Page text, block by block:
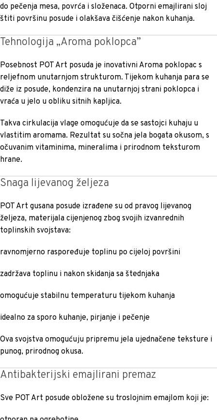
do pečenja mesa, povrća i složenaca. Otporni emajlirani sloj
štiti površinu posude i olakšava čišćenje nakon kuhanja.
Tehnologija „Aroma poklopca”
Posebnost POT Art posuda je inovativni Aroma poklopac s
reljefnom unutarnjom strukturom. Tijekom kuhanja para se
diže iz posude, kondenzira na unutarnjoj strani poklopca i
vraća u jelo u obliku sitnih kapljica.
Takva cirkulacija vlage omogućuje da se sastojci kuhaju u
vlastitim aromama. Rezultat su sočna jela bogata okusom, s
očuvanim vitaminima, mineralima i prirodnom teksturom
hrane.
Snaga lijevanog željeza
POT Art gusana posude izrađene su od pravog lijevanog
željeza, materijala cijenjenog zbog svojih izvanrednih
toplinskih svojstava:
ravnomjerno raspoređuje toplinu po cijeloj površini
zadržava toplinu i nakon skidanja sa štednjaka
omogućuje stabilnu temperaturu tijekom kuhanja
idealno za sporo kuhanje, pirjanje i pečenje
Ova svojstva omogućuju pripremu jela ujednačene teksture i
punog, prirodnog okusa.
Antibakterijski emajlirani premaz
Sve POT Art posude obložene su troslojnim emajlom koji je: